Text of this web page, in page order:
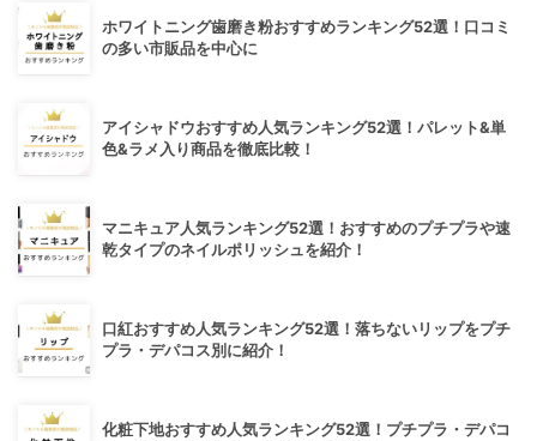
ホワイトニング歯磨き粉おすすめランキング52選！口コミ
の多い市販品を中心に
アイシャドウおすすめ人気ランキング52選！パレット&単
色&ラメ入り商品を徹底比較！
マニキュア人気ランキング52選！おすすめのプチプラや速
乾タイプのネイルポリッシュを紹介！
口紅おすすめ人気ランキング52選！落ちないリップをプチ
プラ・デパコス別に紹介！
化粧下地おすすめ人気ランキング52選！プチプラ・デパコ